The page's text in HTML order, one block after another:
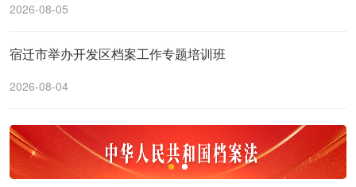
2026-08-05
宿迁市举办开发区档案工作专题培训班
2026-08-04